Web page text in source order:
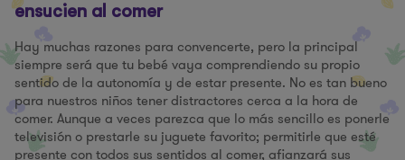
ensucien al comer
Hay muchas razones para convencerte, pero la principal
siempre será que tu bebé vaya comprendiendo su propio
sentido de la autonomía y de estar presente. No es tan bueno
para nuestros niños tener distractores cerca a la hora de
comer. Aunque a veces parezca que lo más sencillo es ponerle
televisión o prestarle su juguete favorito; permitirle que esté
presente con todos sus sentidos al comer, afianzará sus